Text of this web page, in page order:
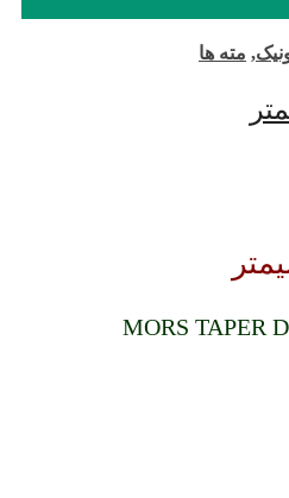
, مته ها
MORS TAPER